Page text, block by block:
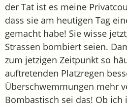
der Tat ist es meine
dass sie am heutigen Tag
gemacht habe! Sie wisse
Strassen bombiert seien.
zum jetzigen Zeitpunkt so
auftretenden Platzregen
Überschwemmungen mehr
Bombastisch sei das! Ob ich